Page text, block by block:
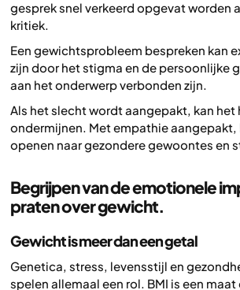
gesprek snel verkeerd opgevat worden
kritiek.
Een gewichtsprobleem bespreken kan
zijn door het stigma en de persoonlijke
aan het onderwerp verbonden zijn.
Als het slecht wordt aangepakt, kan het
ondermijnen. Met empathie aangepakt,
openen naar gezondere gewoontes en
Begrijpen van de emotionele
praten over gewicht.
Gewicht is meer dan een getal
Genetica, stress, levensstijl en
spelen allemaal een rol. BMI is een